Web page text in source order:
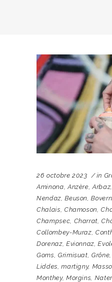
26 octobre 2023 in
Aminona,Anzère,Arbaz
Nendaz,Beuson,
Chalais, Chamoson,
Champsec, Charrat,
Collombey-Muraz,
Dorenaz, Evionnaz,
Goms, Grimisuat,Grône,
Liddes,martigny,
Monthey, Morgins,